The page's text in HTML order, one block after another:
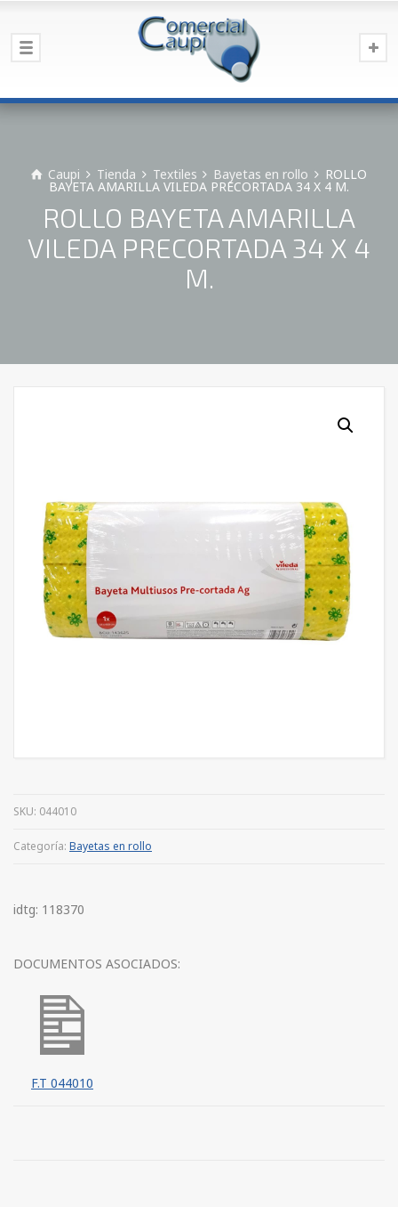
Caupi Tienda Textiles Bayetas en rollo ROLLO
BAYETA AMARILLA VILEDA PRECORTADA 34 X 4 M.
ROLLO BAYETA AMARILLA
VILEDA PRECORTADA 34 X 4
M.
SKU: 044010
Categoría: Bayetas en rollo
idtg: 118370
DOCUMENTOS ASOCIADOS:
F.T 044010